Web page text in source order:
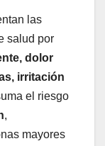
las
salud por
dolor
irritación
el riesgo
,
mayores